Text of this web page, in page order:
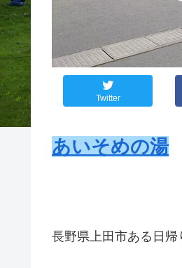
Twitter
あいそめの湯
長野県上田市ある日帰